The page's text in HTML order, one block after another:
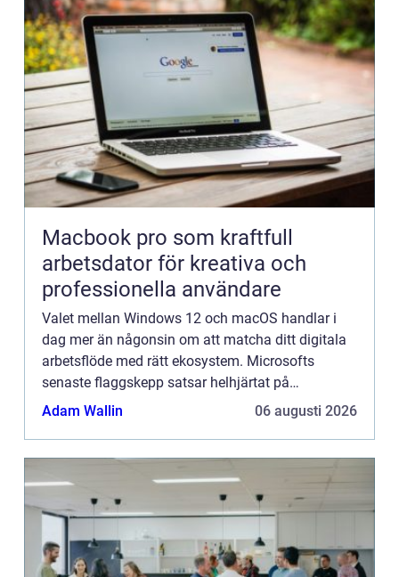
Macbook pro som kraftfull
arbetsdator för kreativa och
professionella användare
Valet mellan Windows 12 och macOS handlar i
dag mer än någonsin om att matcha ditt digitala
arbetsflöde med rätt ekosystem. Microsofts
senaste flaggskepp satsar helhjärtat på
banbrytande AI-integration och maximal flex...
Adam Wallin 06 augusti 2026